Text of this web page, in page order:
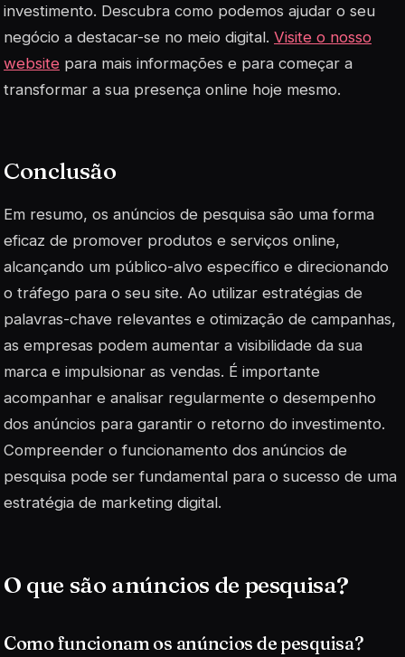
investimento. Descubra como podemos ajudar o seu
negócio a destacar-se no meio digital. Visite o nosso
website para mais informações e para começar a
transformar a sua presença online hoje mesmo.
Conclusão
Em resumo, os anúncios de pesquisa são uma forma
eficaz de promover produtos e serviços online,
alcançando um público-alvo específico e direcionando
o tráfego para o seu site. Ao utilizar estratégias de
palavras-chave relevantes e otimização de campanhas,
as empresas podem aumentar a visibilidade da sua
marca e impulsionar as vendas. É importante
acompanhar e analisar regularmente o desempenho
dos anúncios para garantir o retorno do investimento.
Compreender o funcionamento dos anúncios de
pesquisa pode ser fundamental para o sucesso de uma
estratégia de marketing digital.
O que são anúncios de pesquisa?
Como funcionam os anúncios de pesquisa?